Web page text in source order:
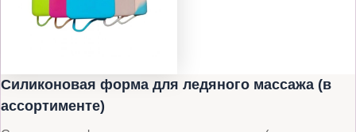
Силиконовая форма для ледяного массажа (в
ассортименте)